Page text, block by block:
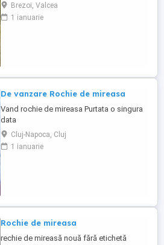
Brezoi, Valcea
1 ianuarie
De vanzare Rochie de mireasa
Vand rochie de mireasa Purtata o singura
data
Cluj-Napoca, Cluj
1 ianuarie
Rochie de mireasa
rechie de mireasă nouă fără etichetă